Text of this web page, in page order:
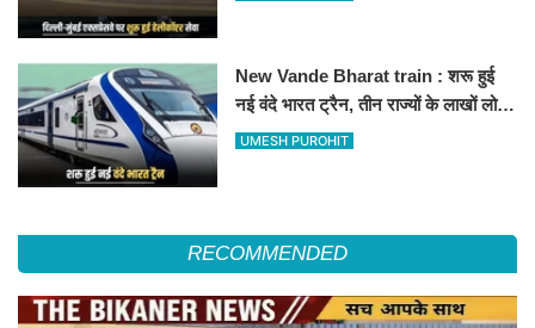
New Vande Bharat train : शरू हुई
नई वंदे भारत ट्रैन, तीन राज्यों के लाखों लोगों
का सफर होगा आसान, देखें पूरा रूटमैप
UMESH PUROHIT
RECOMMENDED